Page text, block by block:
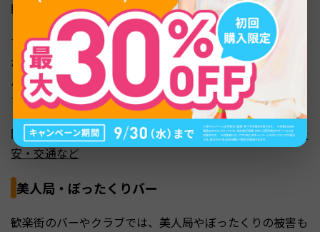
眠りした乗客の荷物を盗む手口も報告されています。
マニラでのタクシー利用は、配車アプリ「Grab」の使用
が強く推奨されます。Grabは事前に料金が確定し、ドライ
バー情報も記録されるため、安全性が格段に高くなりま
す。
関連記事：台湾旅行の注意点まとめ｜出発前準備・現地治
安・交通など
美人局・ぼったくりバー
歓楽街のバーやクラブでは、美人局やぼったくりの被害も